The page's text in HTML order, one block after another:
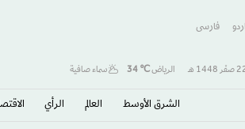
اردو فارسى
1448 هـ الرياض℃
34 سماء صافية
الشرق الأوسط​ العالم الرأي